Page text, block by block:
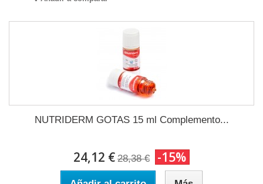
NUTRIDERM GOTAS 15 ml Complemento...
24,12 € 28,38 € -15%